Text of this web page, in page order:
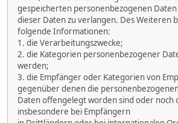
gespeicherten personenbezogenen
dieser Daten zu verlangen. Des Weiteren
folgende Informationen:
1. die Verarbeitungszwecke;
2. die Kategorien personenbezogener
werden;
3. die Empfänger oder Kategorien von
gegenüber denen die
Daten offengelegt worden sind oder
insbesondere bei Empfängern